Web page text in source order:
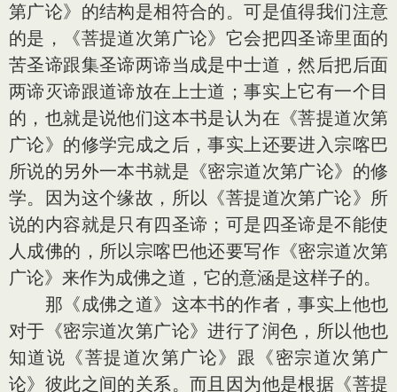
第广论》的结构是相符合的。可是值得我们注意
的是，《菩提道次第广论》它会把四圣谛里面的
苦圣谛跟集圣谛两谛当成是中士道，然后把后面
两谛灭谛跟道谛放在上士道；事实上它有一个目
的，也就是说他们这本书是认为在《菩提道次第
广论》的修学完成之后，事实上还要进入宗喀巴
所说的另外一本书就是《密宗道次第广论》的修
学。因为这个缘故，所以《菩提道次第广论》所
说的内容就是只有四圣谛；可是四圣谛是不能使
人成佛的，所以宗喀巴他还要写作《密宗道次第
广论》来作为成佛之道，它的意涵是这样子的。
那《成佛之道》这本书的作者，事实上他也
对于《密宗道次第广论》进行了润色，所以他也
知道说《菩提道次第广论》跟《密宗道次第广
论》彼此之间的关系。而且因为他是根据《菩提